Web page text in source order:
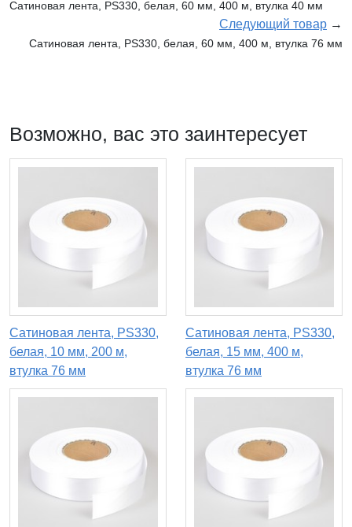
Сатиновая лента, PS330, белая, 60 мм, 400 м, втулка 40 мм
Следующий товар →
Сатиновая лента, PS330, белая, 60 мм, 400 м, втулка 76 мм
Возможно, вас это заинтересует
Сатиновая лента, PS330,
белая, 10 мм, 200 м,
втулка 76 мм
Сатиновая лента, PS330,
белая, 15 мм, 400 м,
втулка 76 мм